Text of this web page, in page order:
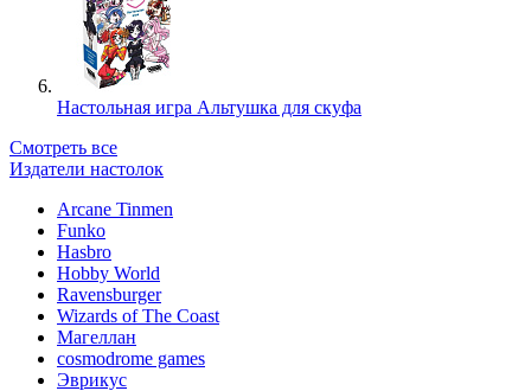
Настольная игра Альтушка для скуфа
Смотреть все
Издатели настолок
Arcane Tinmen
Funko
Hasbro
Hobby World
Ravensburger
Wizards of The Coast
Магеллан
сosmodrome games
Эврикус